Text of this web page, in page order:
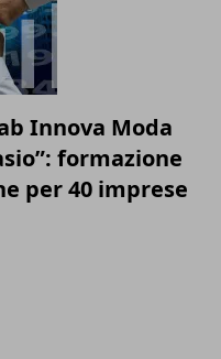
Innova Moda
formazione
per 40 imprese